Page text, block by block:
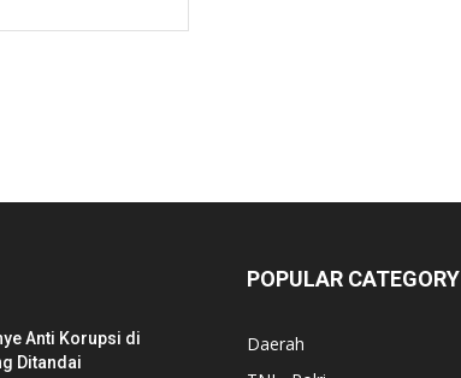
Anti Korupsi di
Ditandai
POPULAR CATEGORY
Daerah